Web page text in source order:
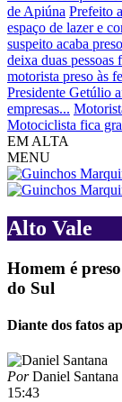
de Apiúna Prefeito
espaço de lazer e
suspeito acaba
deixa duas pessoas
motorista preso às
Presidente Getúlio
empresas...
Motociclista fica
EM ALTA
MENU
Alto Vale
Homem é
do Sul
Diante dos fatos
PorDaniel Santana
15:43